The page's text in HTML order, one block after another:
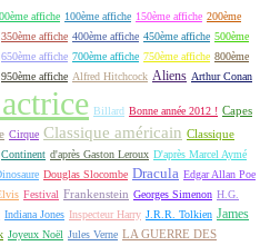
affiche 100ème affiche 150ème affiche 200ème
350ème affiche 400ème affiche 450ème affiche 500ème
650ème affiche 700ème affiche 750ème affiche 800ème
950ème affiche Alfred Hitchcock Aliens Arthur Conan
Billard Bonne année 2012 ! Capes
Cirque Classique américain Classique
Continent d'après Gaston Leroux D'après Marcel Aymé
Douglas Slocombe Dracula Edgar Allan Poe
Festival Frankenstein Georges Simenon H.G.
Indiana Jones Inspecteur Harry J.R.R. Tolkien James
Joyeux Noël Jules Verne LA GUERRE DES